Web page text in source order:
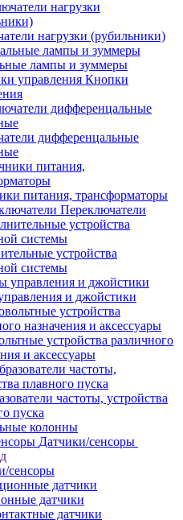
нагрузки (рубильники)
лампы и зуммеры
Кнопки
дифференцальные
питания, трансформаторы
Переключатели
устройства
системы
и джойстики
устройства различного
и аксессуары
частоты, устройства
пуска
колонны
Датчики/сенсоры
сенсоры
датчики